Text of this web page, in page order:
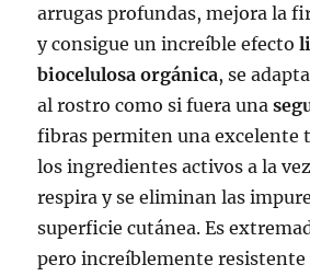
arrugas profundas, mejora la
y consigue un increíble efecto
biocelulosa orgánica, se
al rostro como si fuera una
fibras permiten una excelente
los ingredientes activos a la
respira y se eliminan las
superficie cutánea. Es
pero increíblemente resistente